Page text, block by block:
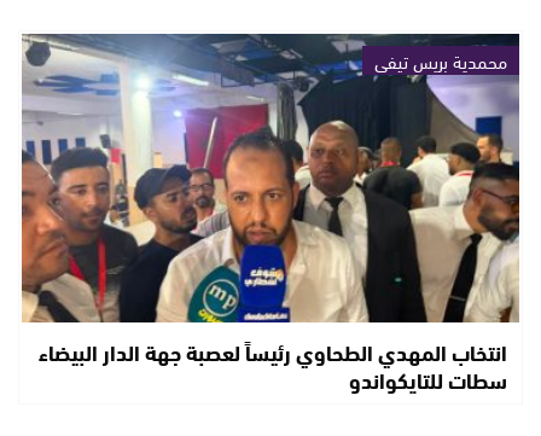
محمدية بريس تيفي
انتخاب المهدي الطحاوي رئيساً لعصبة جهة الدار البيضاء
سطات للتايكواندو